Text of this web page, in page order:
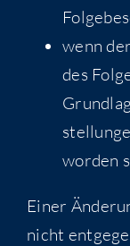
wenn
des
wor­den
Einer
nicht